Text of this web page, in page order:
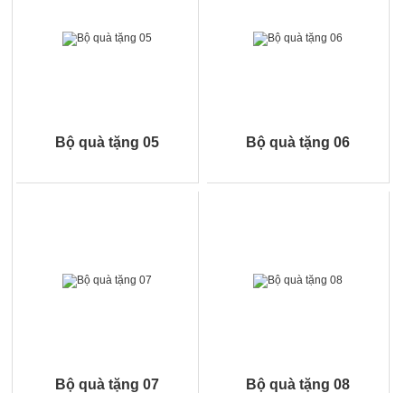
Bộ quà tặng 05 Bộ quà tặng 06
Bộ quà tặng 07 Bộ quà tặng 08